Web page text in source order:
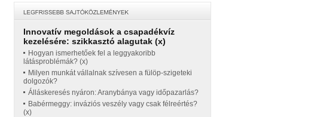
Innovatív megoldások a csapadékvíz
kezelésére: szikkasztó alagutak (x)
Hogyan ismerhetőek fel a leggyakoribb
látásproblémák? (x)
Milyen munkát vállalnak szívesen a fülöp-szigeteki
dolgozók?
Álláskeresés nyáron: Aranybánya vagy időpazarlás?
Babérmeggy: inváziós veszély vagy csak félreértés?
(x)